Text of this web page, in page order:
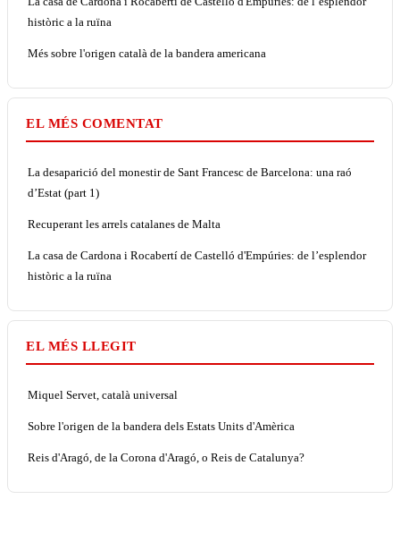
històric a la ruïna
Més sobre l'origen català de la bandera americana
EL MÉS COMENTAT
La desaparició del monestir de Sant Francesc de Barcelona: una raó
d’Estat (part 1)
Recuperant les arrels catalanes de Malta
La casa de Cardona i Rocabertí de Castelló d'Empúries: de l’esplendor
històric a la ruïna
EL MÉS LLEGIT
Miquel Servet, català universal
Sobre l'origen de la bandera dels Estats Units d'Amèrica
Reis d'Aragó, de la Corona d'Aragó, o Reis de Catalunya?